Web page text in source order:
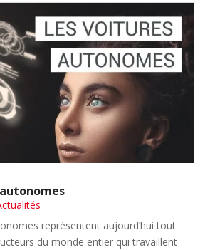
représentent aujourd’hui tout
du monde entier qui travaillent